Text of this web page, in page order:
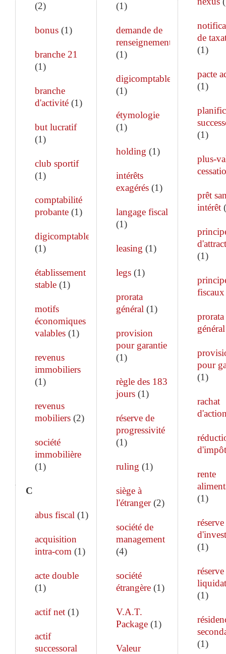
(2)
bonus (1)
branche 21
(1)
branche
d'activité (1)
but lucratif
(1)
club sportif
(1)
comptabilité
probante (1)
digicomptable
(1)
établissement
stable (1)
motifs
économiques
valables (1)
revenus
immobiliers
(1)
revenus
mobiliers (2)
société
immobilière
(1)
C
abus fiscal (1)
acquisition
intra-com (1)
acte double
(1)
actif net (1)
actif
successoral
(1)
demande de
renseignements
(1)
digicomptable
(1)
étymologie
(1)
holding (1)
intérêts
exagérés(1)
langage fiscal
(1)
leasing (1)
legs(1)
prorata
général (1)
provision
pour garantie
(1)
règle des 183
jours(1)
réserve de
progressivité
(1)
ruling (1)
siège à
l'étranger(2)
société de
management
(4)
société
étrangère(1)
V.A.T.
Package(1)
Valeur
de
(1)
pacte
(1)
(1)
plus-
prêt
intérêt(
(1)
fiscaux
prorata
général
pour
(1)
rachat
d'impôt
rente
(1)
réserve
(1)
(1)
(1)